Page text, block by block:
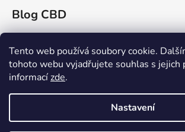
Tento web používá soubory cookie.
tohoto webu vyjadřujete souhlas s jejich
informacízde.
Nastavení
Blog CBD
Ostravě
CBD a Jeho Účinky na Žilní
Věda?
Rick Simpson: Průkopník v Léčbě